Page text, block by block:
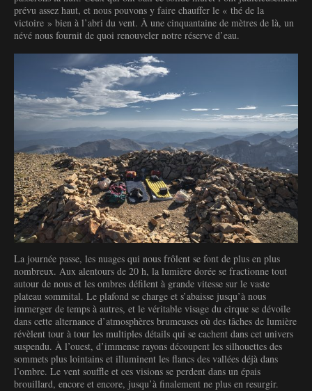
prévu assez haut, et nous pouvons y faire chauffer le « thé de la
victoire » bien à l’abri du vent. À une cinquantaine de mètres de là, un
névé nous fournit de quoi renouveler notre réserve d’eau.
La journée passe, les nuages qui nous frôlent se font de plus en plus
nombreux. Aux alentours de 20 h, la lumière dorée se fractionne tout
autour de nous et les ombres défilent à grande vitesse sur le vaste
plateau sommital. Le plafond se charge et s’abaisse jusqu’à nous
immerger de temps à autres, et le véritable visage du cirque se dévoile
dans cette alternance d’atmosphères brumeuses où des tâches de lumière
révèlent tour à tour les multiples détails qui se cachent dans cet univers
suspendu. À l’ouest, d’immense rayons découpent les silhouettes des
sommets plus lointains et illuminent les flancs des vallées déjà dans
l’ombre. Le vent souffle et ces visions se perdent dans un épais
brouillard, encore et encore, jusqu’à finalement ne plus en resurgir.